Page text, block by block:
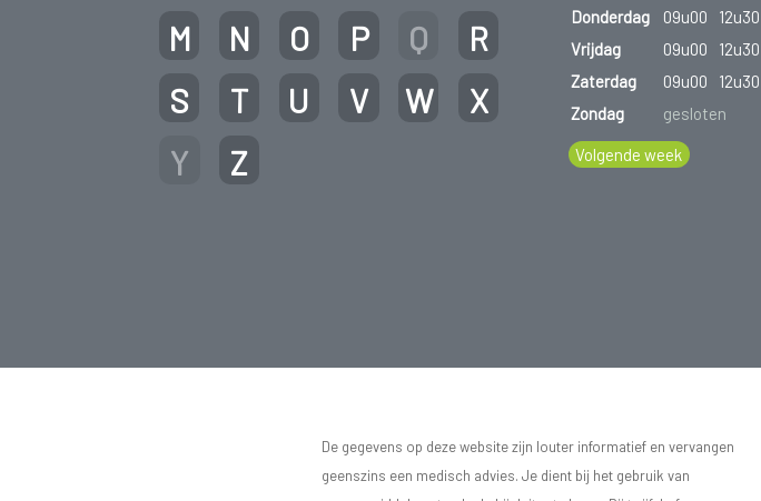
M
N O P Q
R
S
T U V W
X
Y
Z
Donderdag
09u00 12u30
Vrijdag
09u00 12u30
Zaterdag
09u00
12u30
Zondag
gesloten
Volgende week
De gegevens op deze website zijn louter informatief en vervangen
geenszins een medisch advies. Je dient bij het gebruik van